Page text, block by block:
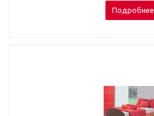
Подробнее